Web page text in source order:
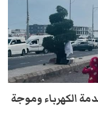
الكهرباء وموجة